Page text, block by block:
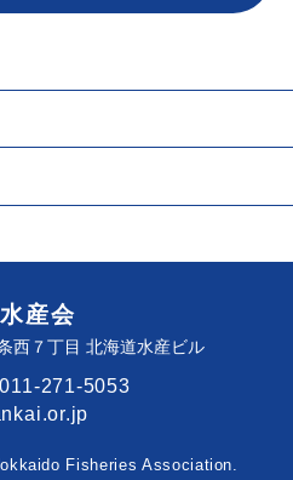
産会
西７丁目 北海道水産ビル
271-5053
Fisheries Association.